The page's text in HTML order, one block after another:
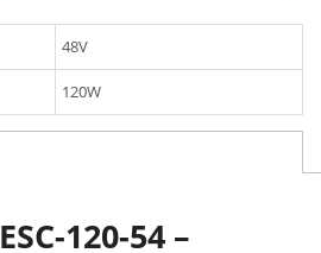
48V
120W
120-54 –